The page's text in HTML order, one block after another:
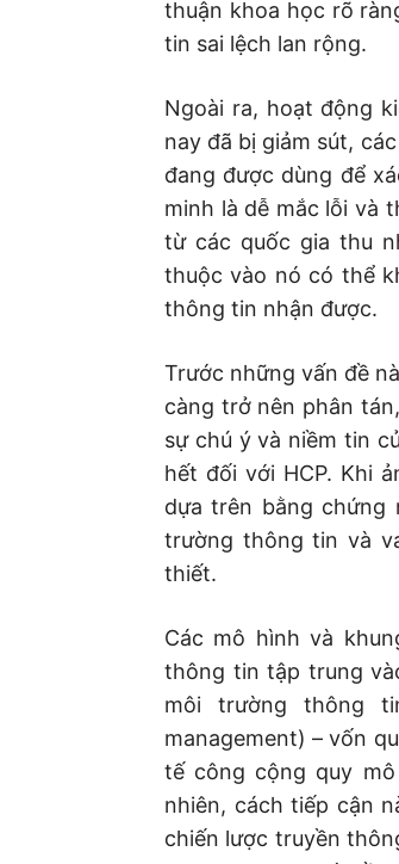
thuận khoa học rõ
tin sai lệch lan rộng.
Ngoài ra, hoạt động
nay đã bị giảm sút,
đang được dùng để
minh là dễ mắc lỗi và
từ các quốc gia thu
thuộc vào nó có thể
thông tin nhận được.
Trước những vấn đề
càng trở nên phân
sự chú ý và niềm tin
hết đối với HCP. Khi
dựa trên bằng chứng
trường thông tin và
thiết.
Các mô hình và
thông tin tập trung
môi trường thông
management) – vốn
tế công cộng quy
nhiên, cách tiếp cận
chiến lược truyền